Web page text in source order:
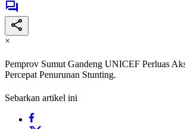
×
Pemprov Sumut Gandeng UNICEF Perluas
Percepat Penurunan Stunting.
Sebarkan artikel ini